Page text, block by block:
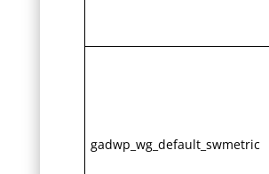
gadwp_wg_default_swmetric